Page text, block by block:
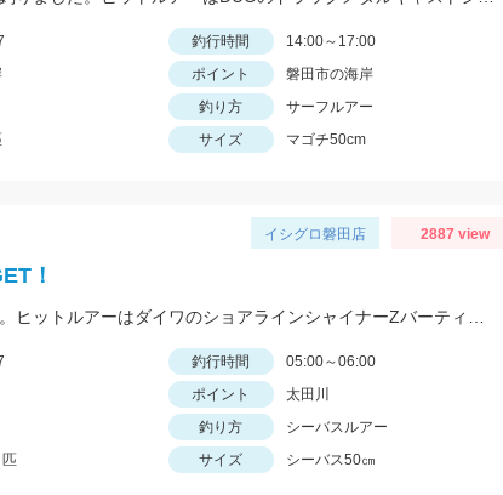
釣行時間
14:00～17:00
ポイント
磐田市の海岸
釣り方
サーフルアー
サイズ マゴチ50cm
イシグロ磐田店 2887 view
！
釣行時間
05:00～06:00
ポイント
太田川
釣り方
シーバスルアー
サイズ シーバス50㎝